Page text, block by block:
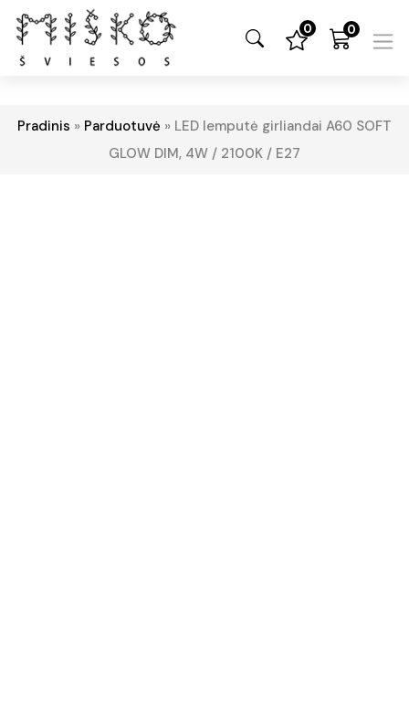
0 0
Pradinis » Parduotuvė » LED lemputė girliandai A60 SOFT
GLOW DIM, 4W / 2100K / E27